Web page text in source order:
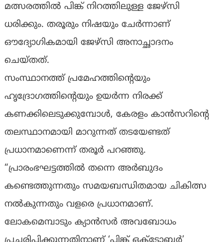
മത്സരത്തിൽ പിങ്ക് നിറത്തിലുള്ള ജേഴ്സി
ധരിക്കും. തരൂരും നിഷയും ചേർന്നാണ്
ഔദ്യോഗികമായി ജേഴ്‌സി അനാച്ഛാദനം
ചെയ്തത്.
സംസ്ഥാനത്ത് പ്രമേഹത്തിൻ്റെയും
ഹൃദ്രോഗത്തിൻ്റെയും ഉയർന്ന നിരക്ക്
കണക്കിലെടുക്കുമ്പോൾ, കേരളം കാൻസറിന്റെ
തലസ്ഥാനമായി മാറുന്നത് തടയേണ്ടത്
പ്രധാനമാണെന്ന് തരൂർ പറഞ്ഞു.
“പ്രാരംഭഘട്ടത്തിൽ തന്നെ അർബുദം
കണ്ടെത്തുന്നതും സമയബന്ധിതമായ ചികിത്സ
നൽകുന്നതും വളരെ പ്രധാനമാണ്.
ലോകമെമ്പാടും ക്യാൻസർ അവബോധം